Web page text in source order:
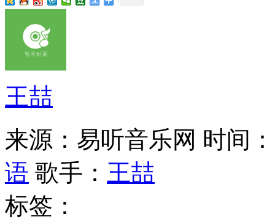
王喆
来源：易听音乐网 时间
语 歌手： 王喆
标签：